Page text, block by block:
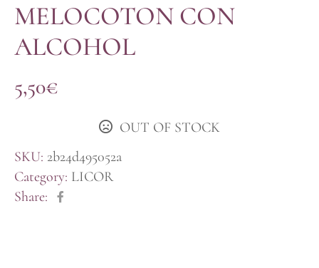
MELOCOTON CON
ALCOHOL
5,50€
OUT OF STOCK
SKU: 2b24d495052a
Category: LICOR
Share: